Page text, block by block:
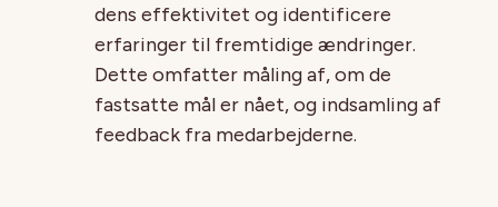
dens effektivitet og identificere
erfaringer til fremtidige ændringer.
Dette omfatter måling af, om de
fastsatte mål er nået, og indsamling af
feedback fra medarbejderne.